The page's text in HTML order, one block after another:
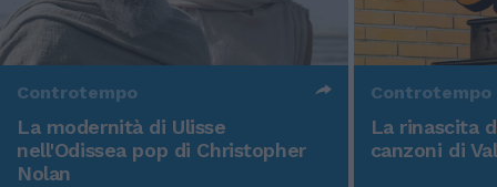
Controtempo
La modernità di Ulisse
nell'Odissea pop di Christopher
Nolan
Controtempo
La rinascita
canzoni di